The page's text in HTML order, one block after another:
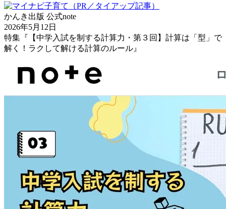
かんき出版 公式note
2026年5月12日
特集『【中学入試を制する計算力・第３回】計算は「型」で
解く！ラクして解ける計算のルール』